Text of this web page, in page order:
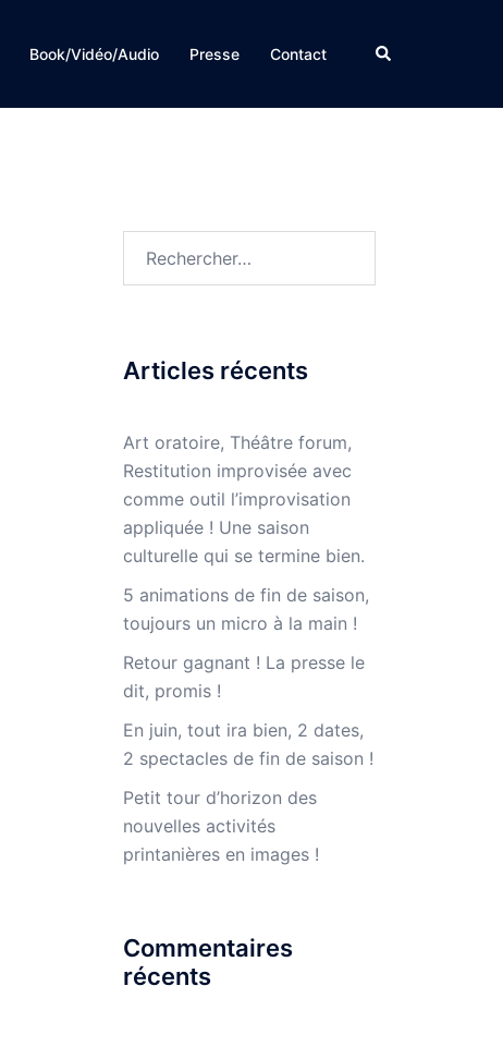
Book/Vidéo/Audio Presse Contact Rechercher
Articles récents
Art oratoire, Théâtre forum,
Restitution improvisée avec
comme outil l’improvisation
appliquée ! Une saison
culturelle qui se termine bien.
5 animations de fin de saison,
toujours un micro à la main !
Retour gagnant ! La presse le
dit, promis !
En juin, tout ira bien, 2 dates,
2 spectacles de fin de saison !
Petit tour d’horizon des
nouvelles activités
printanières en images !
Commentaires
récents